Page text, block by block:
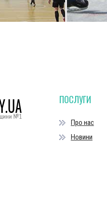
ПОСЛУГИ
Про нас
Новини